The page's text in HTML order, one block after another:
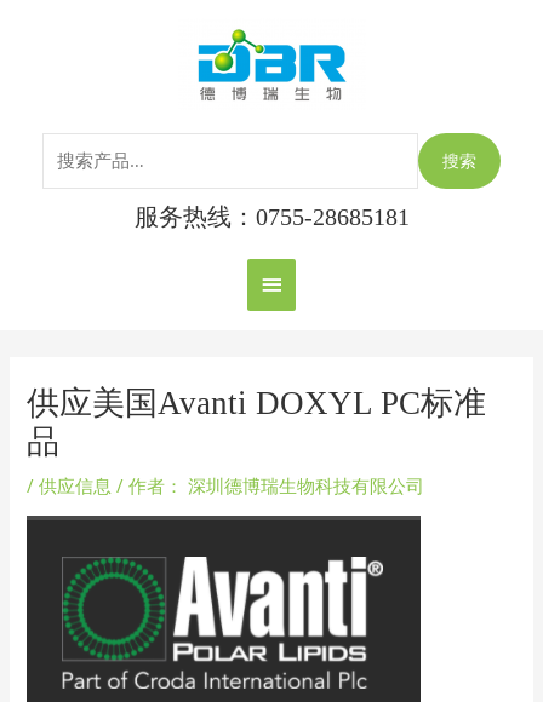
主
菜
单
搜索
服务热线：0755-28685181
供应美国Avanti DOXYL PC标准
品
/供应信息 / 作者： 深圳德博瑞生物科技有限公司